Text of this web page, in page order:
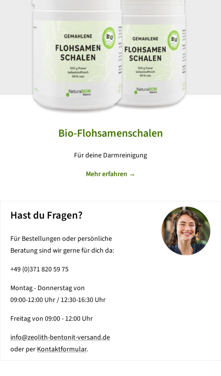
Bio-Flohsamenschalen
Für deine Darmreinigung
Mehr erfahren →
Hast du Fragen?
Für Bestellungen oder persönliche
Beratung sind wir gerne für dich da:
+49 (0)371 820 59 75
Montag - Donnerstag von
09:00-12:00 Uhr / 12:30-16:30 Uhr
Freitag von 09:00 - 12:00 Uhr
info@zeolith-bentonit-versand.de
oder per Kontaktformular.